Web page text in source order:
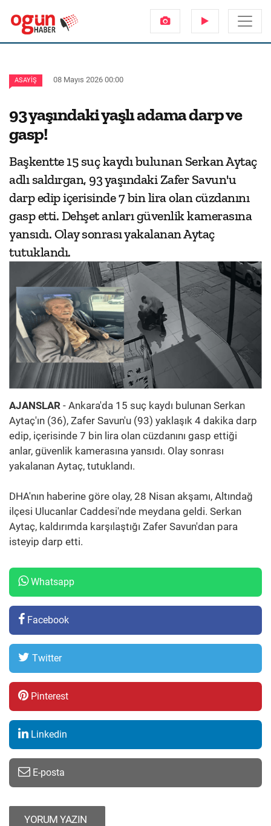
ASAYIŞ 08 Mayıs 2026 00:00
93 yaşındaki yaşlı adama darp ve
gasp!
Başkentte 15 suç kaydı bulunan Serkan Aytaç
adlı saldırgan, 93 yaşındaki Zafer Savun'u
darp edip içerisinde 7 bin lira olan cüzdanını
gasp etti. Dehşet anları güvenlik kamerasına
yansıdı. Olay sonrası yakalanan Aytaç
tutuklandı.
AJANSLAR - Ankara'da 15 suç kaydı bulunan Serkan
Aytaç'ın (36), Zafer Savun'u (93) yaklaşık 4 dakika darp
edip, içerisinde 7 bin lira olan cüzdanını gasp ettiği
anlar, güvenlik kamerasına yansıdı. Olay sonrası
yakalanan Aytaç, tutuklandı.
DHA'nın haberine göre olay, 28 Nisan akşamı, Altındağ
ilçesi Ulucanlar Caddesi'nde meydana geldi. Serkan
Aytaç, kaldırımda karşılaştığı Zafer Savun'dan para
isteyip darp etti.
Whatsapp
Facebook
Twitter
Pinterest
Linkedin
E-posta
YORUM YAZIN